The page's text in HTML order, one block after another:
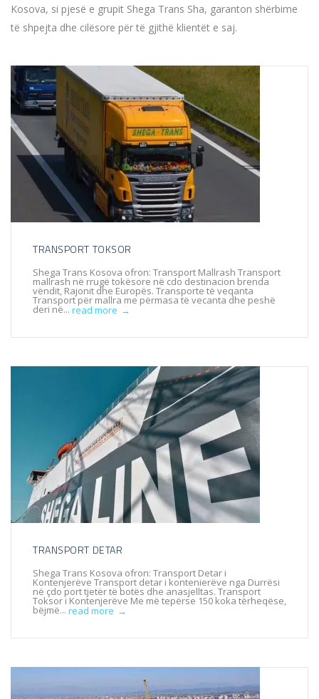
Kosova, si pjesë e grupit Shega Trans Sha, garanton shërbime
të shpejta dhe cilësore për të gjithë klientët e saj.
TRANSPORT TOKSOR
Shega Trans Kosova ofron: Transport Mallrash Transport
mallrash në rrugë tokësore në cdo destinacion brenda
vëndit, Rajonit dhe Europës. Transporte të veqanta
Transport për mallra me përmasa të vecanta dhe peshë
deri në... read more →
TRANSPORT DETAR
Shega Trans Kosova ofron: Transport Detar i
Kontenjerëve Transport detar i kontenierëve nga Durrësi
në çdo port tjetër të botës dhe anasjelltas. Transport
Toksor i Kontenjerëve Me më tepërse 150 koka tërheqëse,
bëjmë... read more →